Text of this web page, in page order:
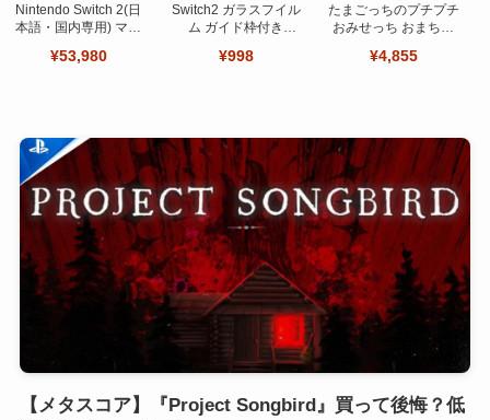
Nintendo Switch 2(日
本語・国内専用) マリ
ット
¥53,980
Switch2 ガラスフイル
ム ガイド枠付き
ット 日本旭硝子製-高
¥998
たまごっちのプチプチ
おみせっち おまちど
¥4,855
【メタスコア】『Project Songbird』買って後悔？低